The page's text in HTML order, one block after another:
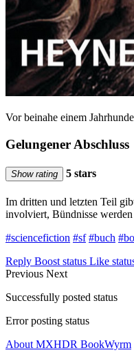
Vor beinahe einem
Gelungener Abschluss
Show rating 5 stars
Im dritten und letzten Teil
involviert, Bündnisse
#sciencefiction #sf #buch
Reply Boost status Like
Previous Next
Successfully posted status
Error posting status
About MXHDR BookWyrm